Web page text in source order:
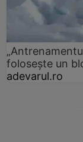
folosește un
adevarul.ro